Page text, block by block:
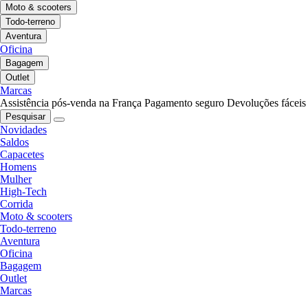
Moto & scooters
Todo-terreno
Aventura
Oficina
Bagagem
Outlet
Marcas
Assistência pós-venda na França Pagamento seguro Devoluções fáceis
Pesquisar
Novidades
Saldos
Capacetes
Homens
Mulher
High-Tech
Corrida
Moto & scooters
Todo-terreno
Aventura
Oficina
Bagagem
Outlet
Marcas